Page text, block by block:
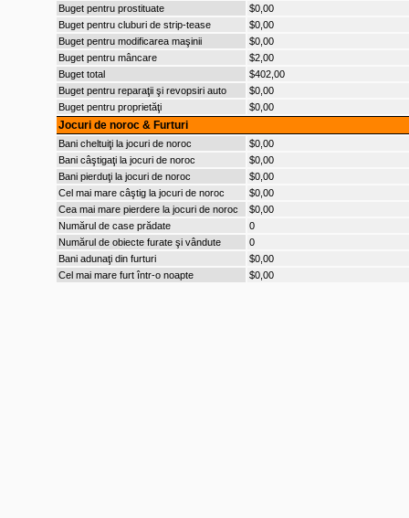
Buget pentru prostituate
$0,00
Buget pentru cluburi de strip-tease
$0,00
Buget pentru modificarea maşinii
$0,00
Buget pentru mâncare
$2,00
Buget total
$402,00
Buget pentru reparaţii şi revopsiri auto
$0,00
Buget pentru proprietăţi
$0,00
Jocuri de noroc & Furturi
Bani cheltuiţi la jocuri de noroc
$0,00
Bani câştigaţi la jocuri de noroc
$0,00
Bani pierduţi la jocuri de noroc
$0,00
Cel mai mare câştig la jocuri de noroc
$0,00
Cea mai mare pierdere la jocuri de noroc
$0,00
Numărul de case prădate
0
Numărul de obiecte furate şi vândute
0
Bani adunaţi din furturi
$0,00
Cel mai mare furt într-o noapte
$0,00